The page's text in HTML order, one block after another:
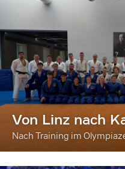
Von Linz nach
Nach Training im